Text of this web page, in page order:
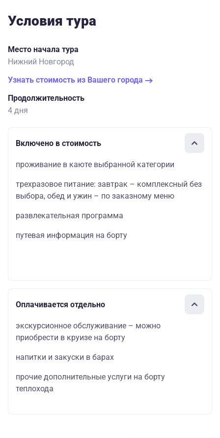
Условия тура
Место начала тура
Нижний Новгород
Узнать стоимость из Вашего города
Продолжительность
4 дня
Включено в стоимость
проживание в каюте выбранной категории
трехразовое питание: завтрак – комплексный без
выбора, обед и ужин – по заказному меню
развлекательная программа
путевая информация на борту
Оплачивается отдельно
экскурсионное обслуживание – можно
приобрести в круизе на борту
напитки и закуски в барах
прочие дополнительные услуги на борту
теплохода